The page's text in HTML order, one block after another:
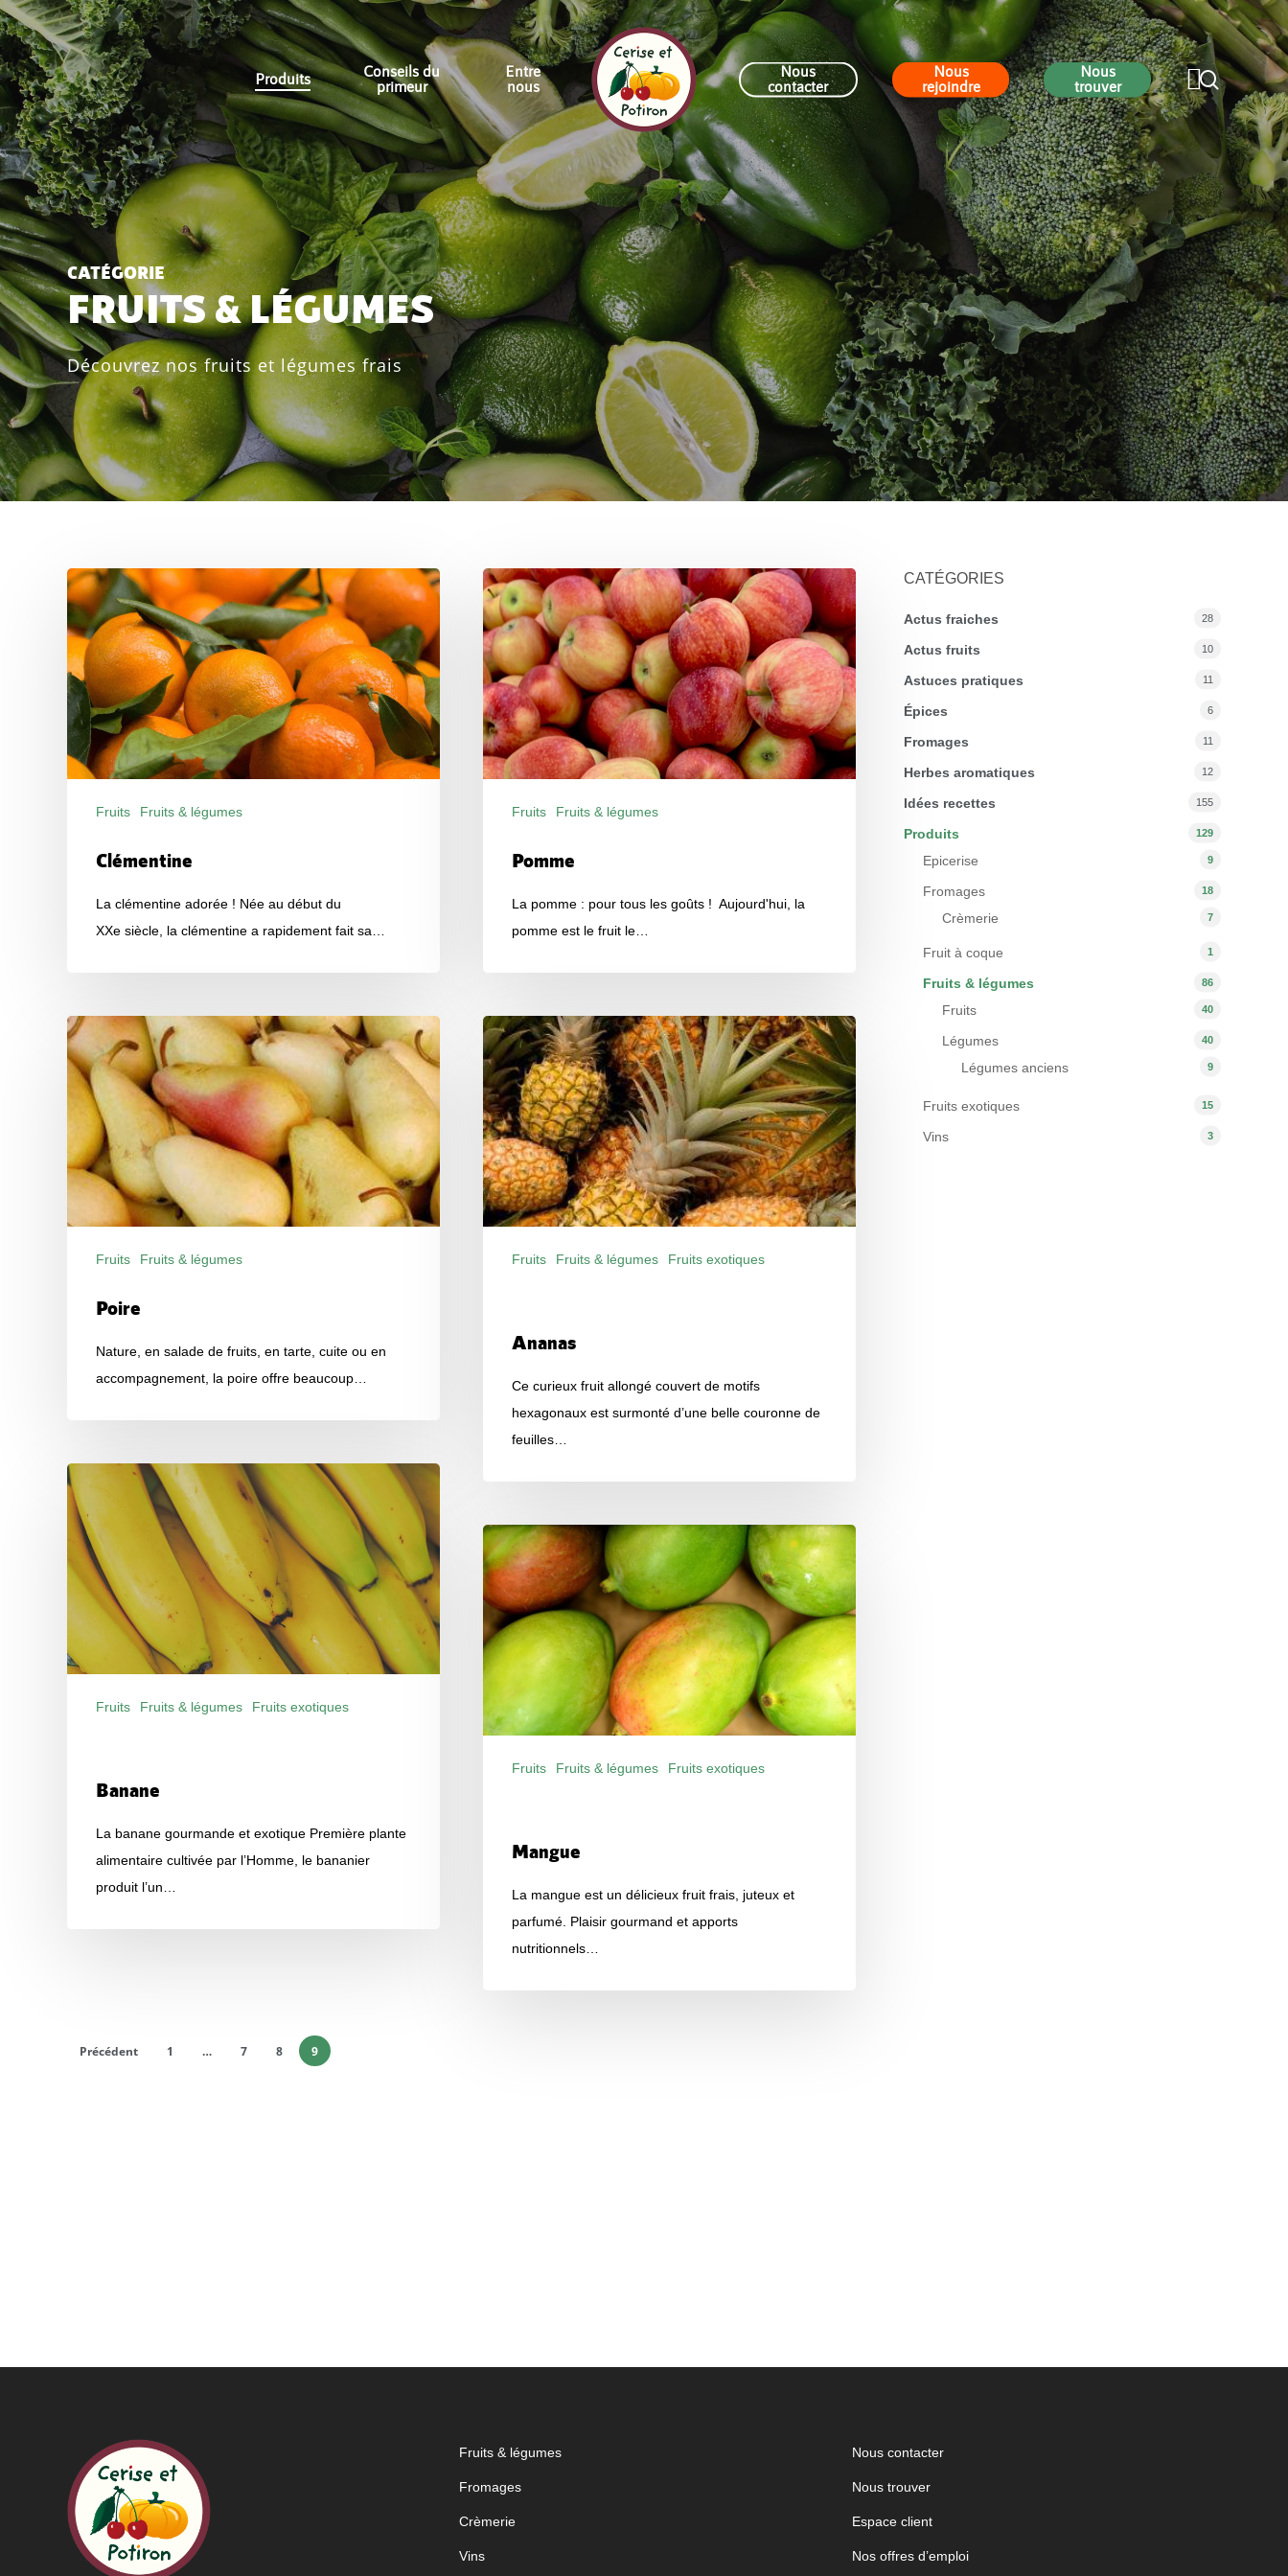
Skip
to
main
content
Produits
Conseils du
primeur
Entre
nous
Nous
contacter
Nous
rejoindre
Nous
trouver
search
CATÉGORIE
FRUITS & LÉGUMES
Découvrez nos fruits et légumes frais
Clémentine
Fruits Fruits & légumes
Clémentine
La clémentine adorée ! Née au début du
XXe siècle, la clémentine a rapidement fait sa…
Pomme
Fruits Fruits & légumes
Pomme
La pomme : pour tous les goûts ! Aujourd'hui, la
pomme est le fruit le…
Poire
Fruits Fruits & légumes
Poire
Nature, en salade de fruits, en tarte, cuite ou en
accompagnement, la poire offre beaucoup…
Ananas
Fruits Fruits & légumes Fruits exotiques
Ananas
Ce curieux fruit allongé couvert de motifs
hexagonaux est surmonté d’une belle couronne de
feuilles…
Banane
Fruits Fruits & légumes Fruits exotiques
Banane
La banane gourmande et exotique Première plante
alimentaire cultivée par l’Homme, le bananier
produit l’un…
Mangue
Fruits Fruits & légumes Fruits exotiques
Mangue
La mangue est un délicieux fruit frais, juteux et
parfumé. Plaisir gourmand et apports
nutritionnels…
Précédent 1 … 7 8 9
CATÉGORIES
Actus fraiches 28
Actus fruits 10
Astuces pratiques 11
Épices 6
Fromages 11
Herbes aromatiques 12
Idées recettes 155
Produits 129
Epicerise 9
Fromages 18
Crèmerie 7
Fruit à coque 1
Fruits & légumes 86
Fruits 40
Légumes 40
Légumes anciens 9
Fruits exotiques 15
Vins 3
Fruits & légumes
Fromages
Crèmerie
Vins
Nous contacter
Nous trouver
Espace client
Nos offres d’emploi